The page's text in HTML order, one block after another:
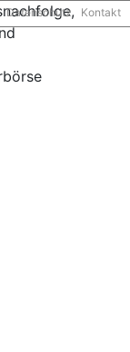
Datenschutz Kontakt